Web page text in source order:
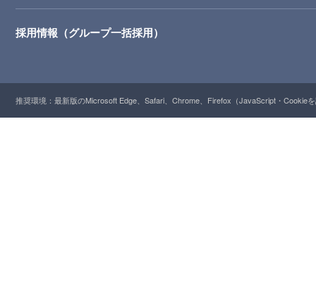
採用情報（グループ一括採用）
推奨環境：最新版のMicrosoft Edge、Safari、Chrome、Firefox（JavaScript・Cookie